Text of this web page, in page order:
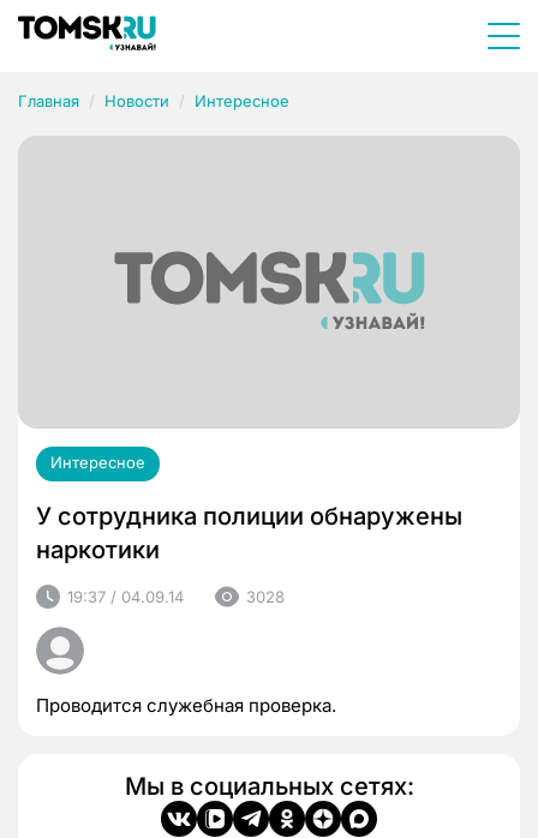
Главная Новости Интересное
Интересное
У сотрудника полиции обнаружены
наркотики
19:37 / 04.09.14 3028
Проводится служебная проверка.
Мы в социальных сетях: